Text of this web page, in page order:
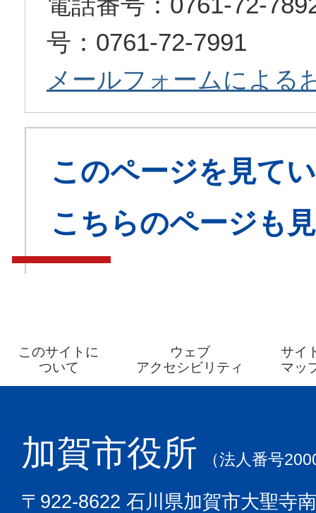
号：0761-72-7991
メールフォームによる
このページを見て
こちらのページも
このサイトに
ついて
ウェブ
アクセシビリティ
サイ
マッ
加賀市役所 （法人番号
〒922-8622 石川県加賀市大聖寺